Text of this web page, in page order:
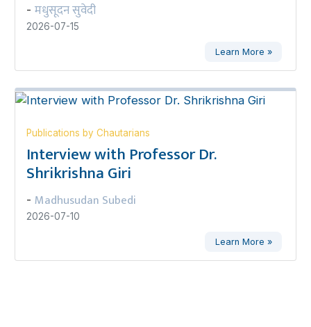
- मधुसूदन सुवेदी
2026-07-15
Learn More »
Publications by Chautarians
Interview with Professor Dr.
Shrikrishna Giri
- Madhusudan Subedi
2026-07-10
Learn More »